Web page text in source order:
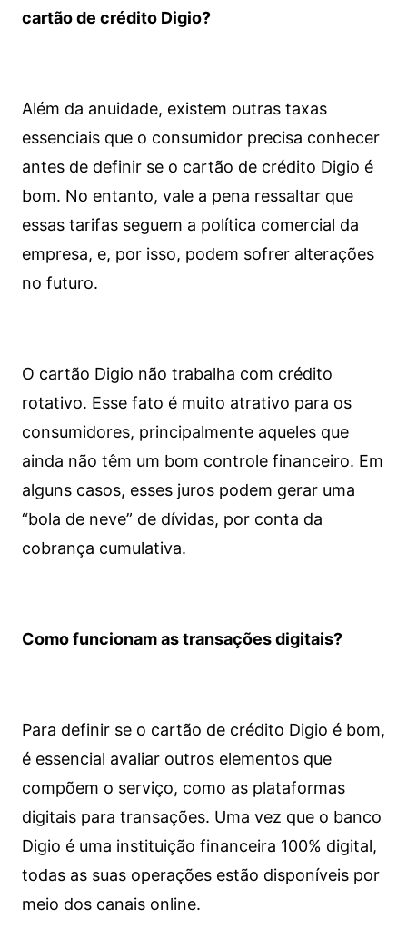
cartão de crédito Digio?
Além da anuidade, existem outras taxas
essenciais que o consumidor precisa conhecer
antes de definir se o cartão de crédito Digio é
bom. No entanto, vale a pena ressaltar que
essas tarifas seguem a política comercial da
empresa, e, por isso, podem sofrer alterações
no futuro.
O cartão Digio não trabalha com crédito
rotativo. Esse fato é muito atrativo para os
consumidores, principalmente aqueles que
ainda não têm um bom controle financeiro. Em
alguns casos, esses juros podem gerar uma
“bola de neve” de dívidas, por conta da
cobrança cumulativa.
Como funcionam as transações digitais?
Para definir se o cartão de crédito Digio é bom,
é essencial avaliar outros elementos que
compõem o serviço, como as plataformas
digitais para transações. Uma vez que o banco
Digio é uma instituição financeira 100% digital,
todas as suas operações estão disponíveis por
meio dos canais online.